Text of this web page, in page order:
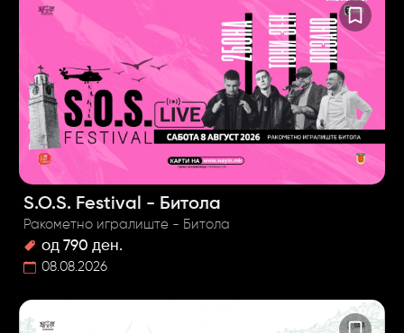
S.O.S. Festival - Битола
Ракометно игралиште - Битола
од 790 ден.
08.08.2026